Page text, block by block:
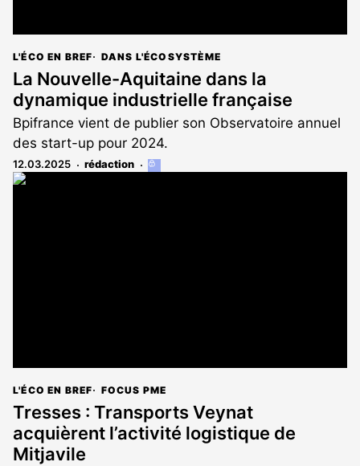
L'ÉCO EN BREF DANS L'ÉCOSYSTÈME
La Nouvelle-Aquitaine dans la
dynamique industrielle française
Bpifrance vient de publier son Observatoire annuel
des start-up pour 2024.
12.03.2025 rédaction
Cet
L'ÉCO EN BREF FOCUS PME
Tresses : Transports Veynat
acquièrent l’activité logistique de
Mitjavile